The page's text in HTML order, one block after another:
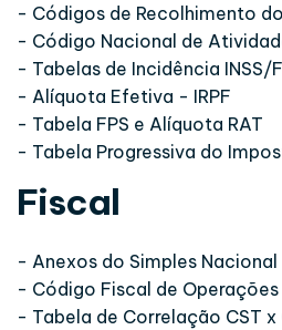
- Códigos de Recolhimento do
- Código Nacional de
- Tabelas de Incidência INSS/
- Alíquota Efetiva - IRPF
- Tabela FPS e Alíquota RAT
- Tabela Progressiva do
Fiscal
- Anexos do Simples Nacional
- Código Fiscal de
- Tabela de Correlação CST x